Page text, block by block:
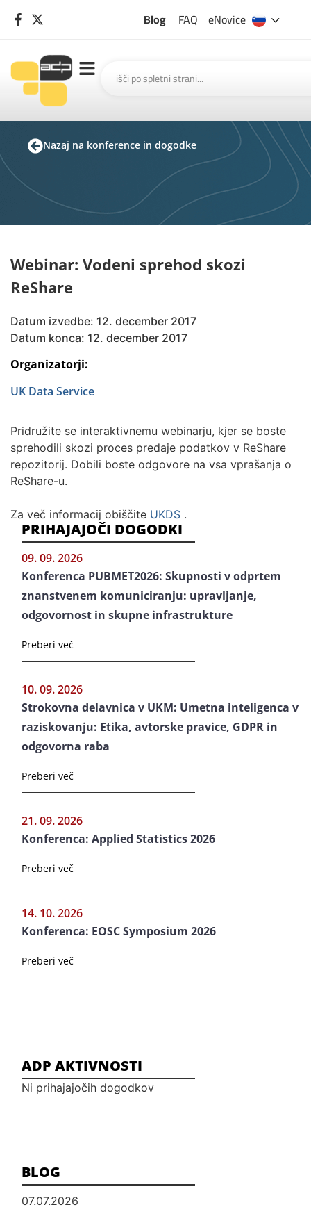
Blog FAQ eNovice
Nazaj na konference in dogodke
Webinar: Vodeni sprehod skozi
ReShare
Datum izvedbe: 12. december 2017
Datum konca: 12. december 2017
Organizatorji:
UK Data Service
Pridružite se interaktivnemu webinarju, kjer se boste
sprehodili skozi proces predaje podatkov v ReShare
repozitorij. Dobili boste odgovore na vsa vprašanja o
ReShare-u.
Za več informacij obiščite UKDS .
PRIHAJAJOČI DOGODKI
09. 09. 2026
Konferenca PUBMET2026: Skupnosti v odprtem
znanstvenem komuniciranju: upravljanje,
odgovornost in skupne infrastrukture
Preberi več
10. 09. 2026
Strokovna delavnica v UKM: Umetna inteligenca v
raziskovanju: Etika, avtorske pravice, GDPR in
odgovorna raba
Preberi več
21. 09. 2026
Konferenca: Applied Statistics 2026
Preberi več
14. 10. 2026
Konferenca: EOSC Symposium 2026
Preberi več
ADP AKTIVNOSTI
Ni prihajajočih dogodkov
BLOG
07.07.2026